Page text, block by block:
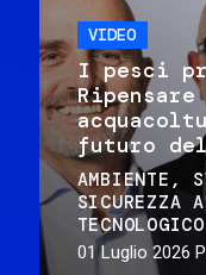
VIDEO
I pesci
Ripensare
futuro
AMBIENTE
SICUREZZA
01 Luglio 2026